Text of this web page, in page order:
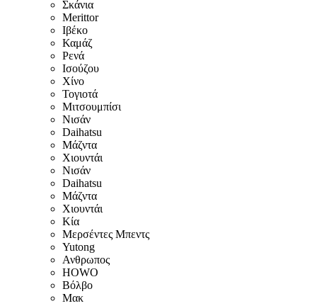
Σκάνια
Merittor
Ιβέκο
Καμάζ
Ρενά
Ισούζου
Χίνο
Τογιοτά
Μιτσουμπίσι
Νισάν
Daihatsu
Μάζντα
Χιουντάι
Νισάν
Daihatsu
Μάζντα
Χιουντάι
Κία
Μερσέντες Μπεντς
Yutong
Ανθρωπος
HOWO
Βόλβο
Μακ